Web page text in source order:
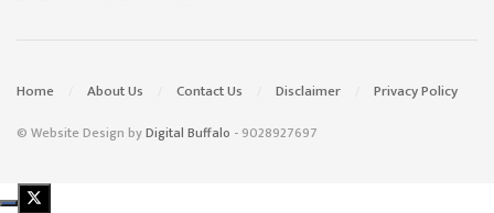
Home About Us Contact Us Disclaimer Privacy Policy
© Website Design byDigital Buffalo - 9028927697